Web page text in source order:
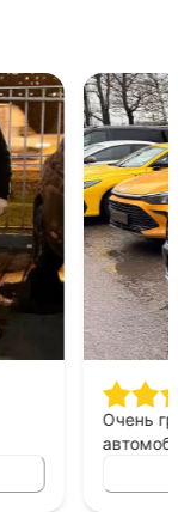
Очень